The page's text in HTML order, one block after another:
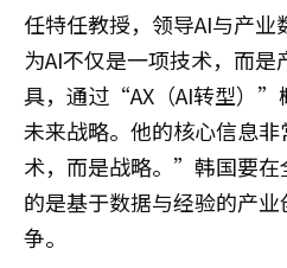
任特任教授，领导AI与产业
为AI不仅是一项技术，而
具，通过“AX（AI转型）”
未来战略。他的核心信息
术，而是战略。”韩国要在
的是基于数据与经验的产
争。